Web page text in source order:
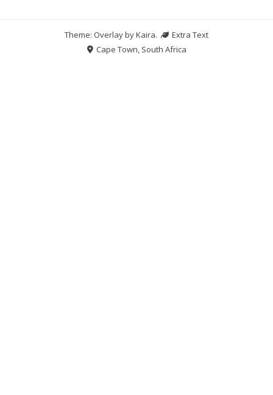
Theme: Overlay byKaira.
Extra Text
Cape Town, South Africa